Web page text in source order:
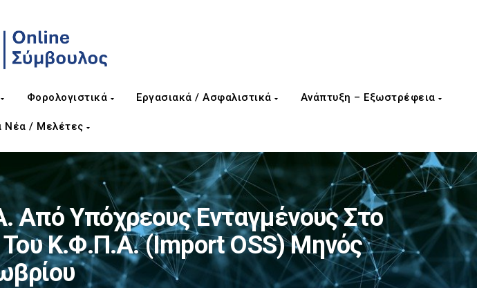
Φορολογιστικά Εργασιακά / Ασφαλιστικά Ανάπτυξη – Εξωστρέφεια
Νέα / Μελέτες
Υπόχρεους Ενταγμένους Στο
Κ.Φ.Π.Α. (Import OSS) Μηνός